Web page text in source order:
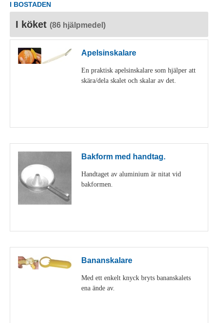
I BOSTADEN
I köket (86 hjälpmedel)
Apelsinskalare
En praktisk apelsinskalare som hjälper att
skära/dela skalet och skalar av det.
Bakform med handtag.
Handtaget av aluminium är nitat vid
bakformen.
Bananskalare
Med ett enkelt knyck bryts bananskalets
ena ände av.